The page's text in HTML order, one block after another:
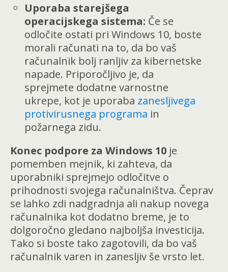
Uporaba starejšega
operacijskega sistema: Če se
odločite ostati pri Windows 10, boste
morali računati na to, da bo vaš
računalnik bolj ranljiv za kibernetske
napade. Priporočljivo je, da
sprejmete dodatne varnostne
ukrepe, kot je uporaba zanesljivega
protivirusnega programa in
požarnega zidu.
Konec podpore za Windows 10 je
pomemben mejnik, ki zahteva, da
uporabniki sprejmejo odločitve o
prihodnosti svojega računalništva. Čeprav
se lahko zdi nadgradnja ali nakup novega
računalnika kot dodatno breme, je to
dolgoročno gledano najboljša investicija.
Tako si boste tako zagotovili, da bo vaš
računalnik varen in zanesljiv še vrsto let.